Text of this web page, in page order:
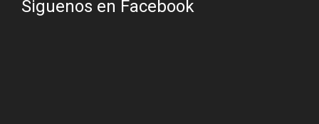
Siguenos en Facebook